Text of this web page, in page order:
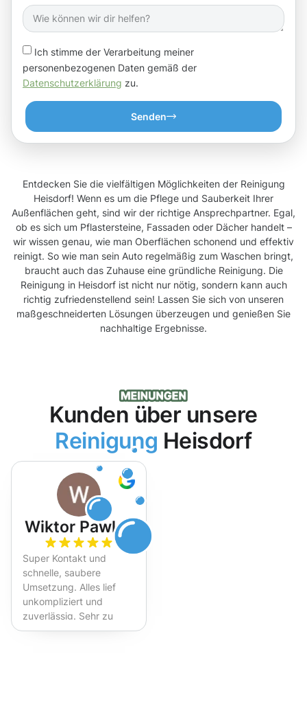
Ich stimme der Verarbeitung meiner
personenbezogenen Daten gemäß der
Datenschutzerklärung zu.
Senden
Entdecken Sie die vielfältigen Möglichkeiten der Reinigung
Heisdorf! Wenn es um die Pflege und Sauberkeit Ihrer
Außenflächen geht, sind wir der richtige Ansprechpartner. Egal,
ob es sich um Pflastersteine, Fassaden oder Dächer handelt –
wir wissen genau, wie man Oberflächen schonend und effektiv
reinigt. So wie man sein Auto regelmäßig zum Waschen bringt,
braucht auch das Zuhause eine gründliche Reinigung. Die
Reinigung in Heisdorf ist nicht nur nötig, sondern kann auch
richtig zufriedenstellend sein! Lassen Sie sich von unseren
maßgeschneiderten Lösungen überzeugen und genießen Sie
nachhaltige Ergebnisse.
Kunden über unsere
Reinigung Heisdorf
Wiktor Pawlak
Super Kontakt und
schnelle, saubere
Umsetzung. Alles lief
unkompliziert und
zuverlässig. Sehr zu
empfehlen!